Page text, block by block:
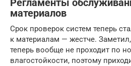
Регламенты
материалов
Срок проверок систем теперь
к материалам — жестче.
теперь вообще не проходит по
влагостойкости, поэтому